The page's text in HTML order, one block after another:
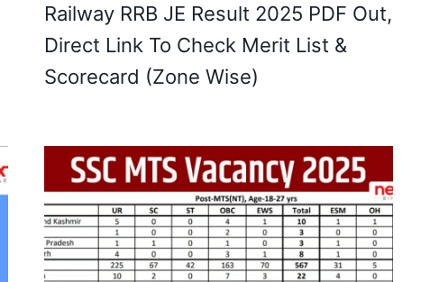
Railway RRB JE Result 2025 PDF Out,
Direct Link To Check Merit List &
Scorecard (Zone Wise)